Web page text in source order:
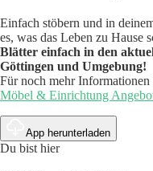
Einfach stöbern und in
es, was das Leben zu Hause
Blätter einfach in den
Göttingen und Umgebung!
Für noch mehr
Möbel & Einrichtung
App herunterladen
Du bist hier